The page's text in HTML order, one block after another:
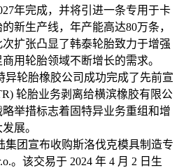
年完成，并将引进一条专用于卡
新生产线，年产能高达80万条，
扩张凸显了韩泰轮胎致力于增强
用轮胎领域不断增长的需求。
异轮胎橡胶公司成功完成了先前宣
轮胎业务剥离给横滨橡胶有限公
举措标志着固特异业务重组和增
展。
集团宣布收购斯洛伐克模具制造专
。该交易于 2024 年 4 月 2 日生